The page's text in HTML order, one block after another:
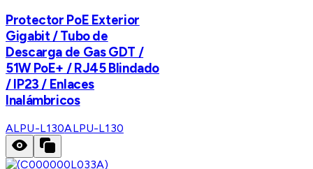
Protector PoE Exterior
Gigabit / Tubo de
Descarga de Gas GDT /
51W PoE+ / RJ45 Blindado
/ IP23 / Enlaces
Inalámbricos
ALPU-L130ALPU-L130